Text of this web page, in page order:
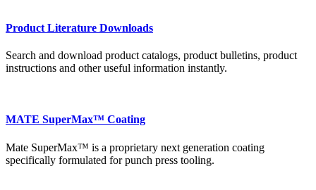
Product Literature Downloads
Search and download product catalogs, product bulletins, product
instructions and other useful information instantly.
MATE SuperMax™ Coating
Mate SuperMax™ is a proprietary next generation coating
specifically formulated for punch press tooling.